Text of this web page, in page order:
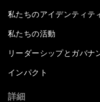
私たちのアイデンティテ
私たちの活動
リーダーシップとガバナ
インパクト
詳細